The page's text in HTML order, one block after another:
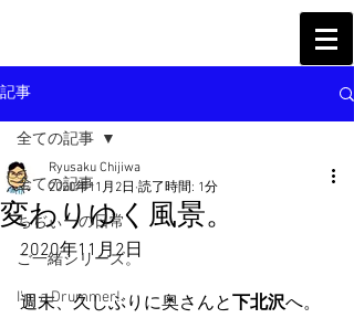
記事
全ての記事
ちぢぃーの日常
ご一緒シリーズ。
I'm a Drummer!
全ての記事
変わりゆく風景。
Ryusaku Chijiwa
2020年11月2日 読了時間: 1分
2020年11月2日
週末、久しぶりに奥さんと 下北沢へ。